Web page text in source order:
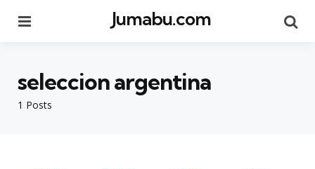
Jumabu.com
1 Posts
seleccion argentina